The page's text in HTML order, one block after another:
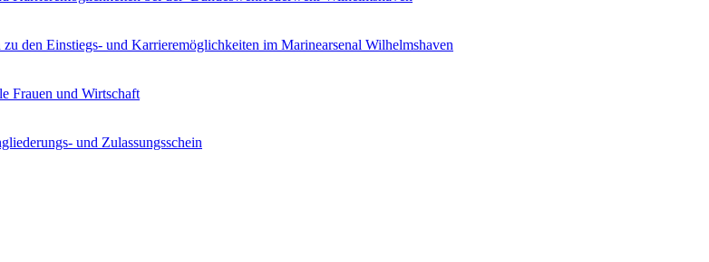
den Einstiegs- und Karrieremöglichkeiten im Marinearsenal Wilhelmshaven
Frauen und Wirtschaft
und Zulassungsschein